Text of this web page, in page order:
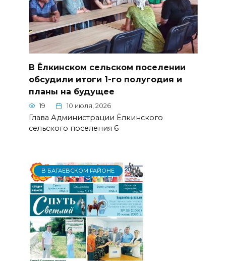
В Ёлкинском сельском поселении
обсудили итоги 1-го полугодия и
планы на будущее
19 10 июля, 2026
Глава Администрации Ёлкинского
сельского поселения 6
В БАГАЕВСКОМ РАЙОНЕ